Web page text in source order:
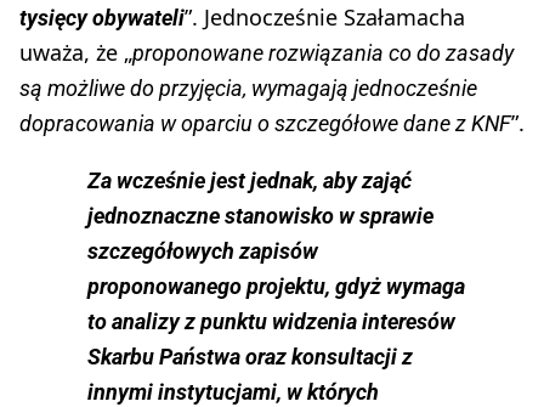
tysięcy obywateli”. Jednocześnie Szałamacha
uważa, że „proponowane rozwiązania co do zasady
są możliwe do przyjęcia, wymagają jednocześnie
dopracowania w oparciu o szczegółowe dane z KNF”.
Za wcześnie jest jednak, aby zająć
jednoznaczne stanowisko w sprawie
szczegółowych zapisów
proponowanego projektu, gdyż wymaga
to analizy z punktu widzenia interesów
Skarbu Państwa oraz konsultacji z
innymi instytucjami, w których